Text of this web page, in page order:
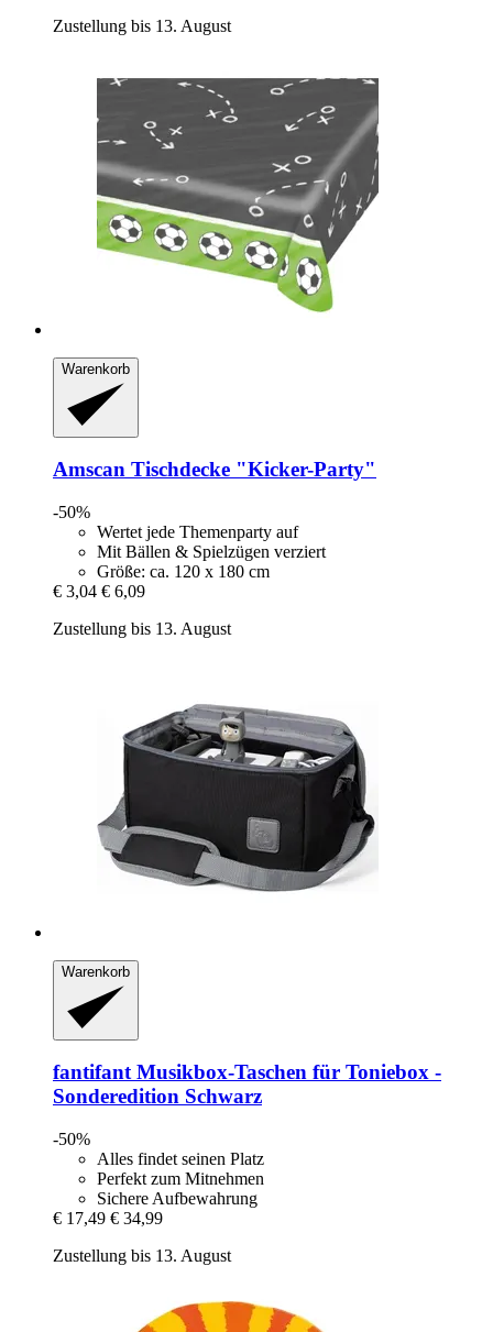
Zustellung bis 13. August
Warenkorb
Amscan Tischdecke "Kicker-​Party"
-50%
Wertet jede Themenparty auf
Mit Bällen & Spielzügen verziert
Größe: ca. 120 x 180 cm
€ 3,04 € 6,09
Zustellung bis 13. August
Warenkorb
fantifantMusikbox-​Taschen für Toniebox -​
Sonderedition Schwarz
-50%
Alles findet seinen Platz
Perfekt zum Mitnehmen
Sichere Aufbewahrung
€ 17,49 € 34,99
Zustellung bis 13. August